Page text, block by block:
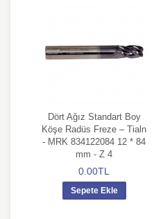
Dört Ağız Standart Boy
Köşe Radüs Freze – Tialn
- MRK 834122084 12 * 84
mm - Z 4
0.00TL
Sepete Ekle